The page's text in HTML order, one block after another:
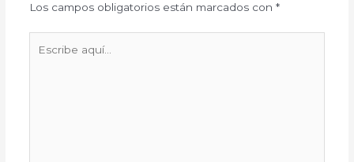
Los campos obligatorios están marcados con *
aquí...